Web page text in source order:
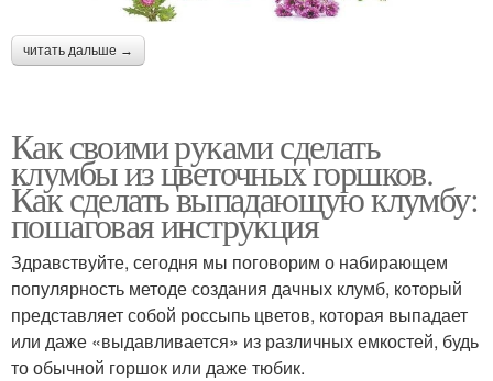
читать дальше →
Как своими руками сделать
клумбы из цветочных горшков.
Как сделать выпадающую клумбу:
пошаговая инструкция
Здравствуйте, сегодня мы поговорим о набирающем
популярность методе создания дачных клумб, который
представляет собой россыпь цветов, которая выпадает
или даже «выдавливается» из различных емкостей, будь
то обычной горшок или даже тюбик.